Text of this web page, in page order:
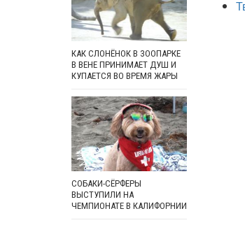
КАК СЛОНЁНОК В ЗООПАРКЕ
В ВЕНЕ ПРИНИМАЕТ ДУШ И
КУПАЕТСЯ ВО ВРЕМЯ ЖАРЫ
СОБАКИ-СЁРФЕРЫ
ВЫСТУПИЛИ НА
ЧЕМПИОНАТЕ В КАЛИФОРНИИ